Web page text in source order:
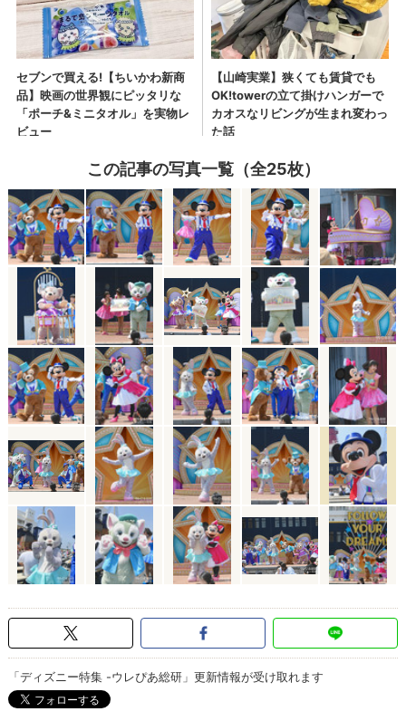
この記事の写真一覧（全25枚）
「ディズニー特集 -ウレぴあ総研」更新情報が受け取れます